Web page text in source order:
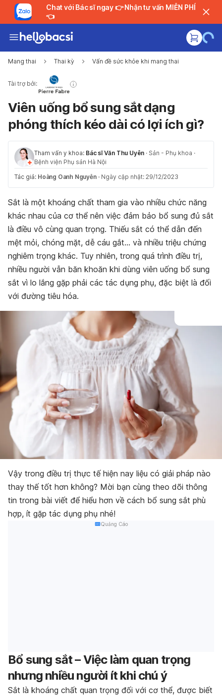
Chat với Bác sĩ ngay 👉 Nhận tư vấn MIỄN PHÍ
👈
Mang thai Thai kỳ Vấn đề sức khỏe khi mang thai
Tài trợ bởi:
Viên uống bổ sung sắt dạng
phóng thích kéo dài có lợi ích gì?
Tham vấn y khoa: Bác sĩ Văn Thu Uyên · Sản - Phụ khoa ·
Bệnh viện Phụ sản Hà Nội
Tác giả: Hoàng Oanh Nguyễn · Ngày cập nhật: 29/12/2023
Sắt là một khoáng chất tham gia vào nhiều chức năng
khác nhau của cơ thể nên việc đảm bảo bổ sung đủ sắt
là điều vô cùng quan trọng. Thiếu sắt có thể dẫn đến
mệt mỏi, chóng mặt, dễ cáu gắt… và nhiều triệu chứng
nghiêm trọng khác. Tuy nhiên, trong quá trình điều trị,
nhiều người vẫn băn khoăn khi dùng viên uống bổ sung
sắt vì lo lắng gặp phải các tác dụng phụ, đặc biệt là đối
với đường tiêu hóa.
Vậy trong điều trị thực tế hiện nay liệu có giải pháp nào
thay thế tốt hơn không? Mời bạn cùng theo dõi thông
tin trong bài viết để hiểu hơn về cách bổ sung sắt phù
hợp, ít gặp tác dụng phụ nhé!
Quảng Cáo
Bổ sung sắt – Việc làm quan trọng
nhưng nhiều người ít khi chú ý
Sắt là khoáng chất quan trọng đối với cơ thể, được biết